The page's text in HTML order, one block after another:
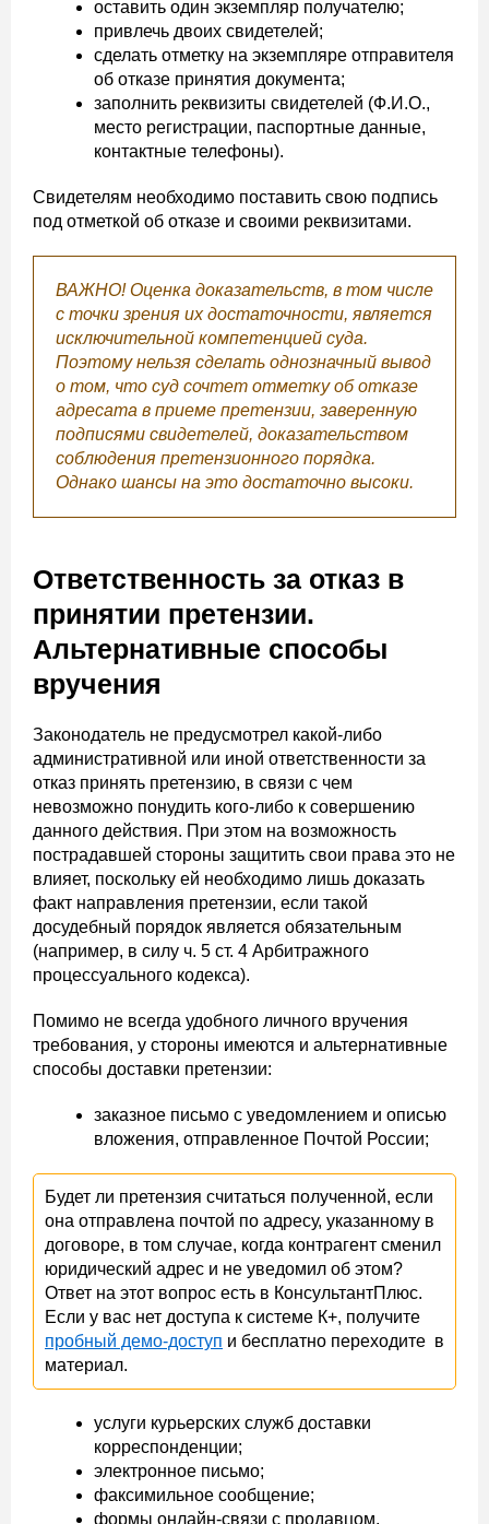
оставить один экземпляр получателю;
привлечь двоих свидетелей;
сделать отметку на экземпляре отправителя
об отказе принятия документа;
заполнить реквизиты свидетелей (Ф.И.О.,
место регистрации, паспортные данные,
контактные телефоны).
Свидетелям необходимо поставить свою подпись
под отметкой об отказе и своими реквизитами.
ВАЖНО! Оценка доказательств, в том числе
с точки зрения их достаточности, является
исключительной компетенцией суда.
Поэтому нельзя сделать однозначный вывод
о том, что суд сочтет отметку об отказе
адресата в приеме претензии, заверенную
подписями свидетелей, доказательством
соблюдения претензионного порядка.
Однако шансы на это достаточно высоки.
Ответственность за отказ в
принятии претензии.
Альтернативные способы
вручения
Законодатель не предусмотрел какой-либо
административной или иной ответственности за
отказ принять претензию, в связи с чем
невозможно понудить кого-либо к совершению
данного действия. При этом на возможность
пострадавшей стороны защитить свои права это не
влияет, поскольку ей необходимо лишь доказать
факт направления претензии, если такой
досудебный порядок является обязательным
(например, в силу ч. 5 ст. 4 Арбитражного
процессуального кодекса).
Помимо не всегда удобного личного вручения
требования, у стороны имеются и альтернативные
способы доставки претензии:
заказное письмо с уведомлением и описью
вложения, отправленное Почтой России;
Будет ли претензия считаться полученной, если
она отправлена почтой по адресу, указанному в
договоре, в том случае, когда контрагент сменил
юридический адрес и не уведомил об этом?
Ответ на этот вопрос есть в КонсультантПлюс.
Если у вас нет доступа к системе К+, получите
пробный демо-доступ и бесплатно переходите в
материал.
услуги курьерских служб доставки
корреспонденции;
электронное письмо;
факсимильное сообщение;
формы онлайн-связи с продавцом,